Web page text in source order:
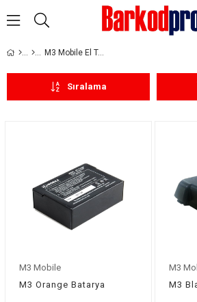
M3 Mobile El Terminalleri
Sıralama
M3 Mobile
M3 Orange Batarya
M3
M3